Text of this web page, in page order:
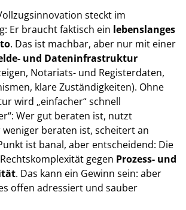
steckt im
Er braucht faktisch ein lebenslanges
. Das ist machbar, aber nur mit einer
und Dateninfrastruktur
Notariats- und Registerdaten,
klare Zuständigkeiten). Ohne
wird „einfacher“ schnell
Wer gut beraten ist, nutzt
weniger beraten ist, scheitert an
ist banal, aber entscheidend: Die
gegen Prozess- und
. Das kann ein Gewinn sein: aber
offen adressiert und sauber